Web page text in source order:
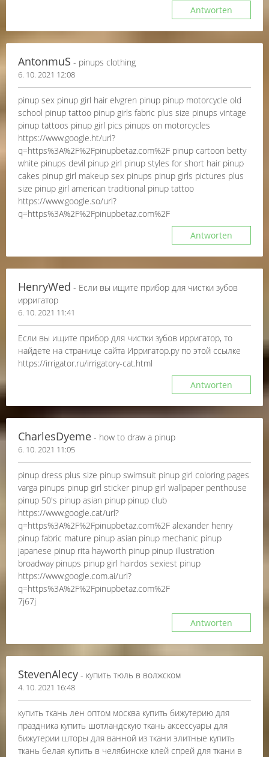
Antworten
AntonmuS - pinups clothing
6. 10. 2021 12:08
pinup sex pinup girl hair elvgren pinup pinup motorcycle old
school pinup tattoo pinup girls fabric plus size pinups vintage
pinup tattoos pinup girl pics pinups on motorcycles
https://www.google.ht/url?
q=https%3A%2F%2Fpinupbetaz.com%2F pinup cartoon betty
white pinups devil pinup girl pinup styles for short hair pinup
cakes pinup girl makeup sex pinups pinup girls pictures plus
size pinup girl american traditional pinup tattoo
https://www.google.so/url?
q=https%3A%2F%2Fpinupbetaz.com%2F
Antworten
HenryWed - Если вы ищите прибор для чистки зубов
ирригатор
6. 10. 2021 11:41
Если вы ищите прибор для чистки зубов ирригатор, то
найдете на странице сайта Ирригатор.ру по этой ссылке
https://irrigator.ru/irrigatory-cat.html
Antworten
CharlesDyeme - how to draw a pinup
6. 10. 2021 11:05
pinup dress plus size pinup swimsuit pinup girl coloring pages
varga pinups pinup girl sticker pinup girl wallpaper penthouse
pinup 50's pinup asian pinup pinup club
https://www.google.cat/url?
q=https%3A%2F%2Fpinupbetaz.com%2F alexander henry
pinup fabric mature pinup asian pinup mechanic pinup
japanese pinup rita hayworth pinup pinup illustration
broadway pinups pinup girl hairdos sexiest pinup
https://www.google.com.ai/url?
q=https%3A%2F%2Fpinupbetaz.com%2F
7j67j
Antworten
StevenAlecy - купить тюль в волжском
4. 10. 2021 16:48
купить ткань лен оптом москва купить бижутерию для
праздника купить шотландскую ткань аксессуары для
бижутерии шторы для ванной из ткани элитные купить
ткань белая купить в челябинске клей спрей для ткани в